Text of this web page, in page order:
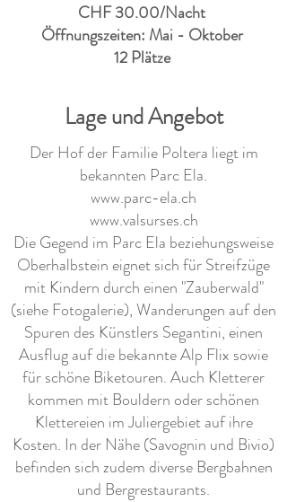
CHF 30.00/Nacht
Öffnungszeiten: Mai - Oktober
12 Plätze
Lage und Angebot
Der Hof der Familie Poltera liegt im
bekannten Parc Ela.
www.parc-ela.ch
www.valsurses.ch
Die Gegend im Parc Ela beziehungsweise
Oberhalbstein eignet sich für Streifzüge
mit Kindern durch einen "Zauberwald"
(siehe Fotogalerie), Wanderungen auf den
Spuren des Künstlers Segantini, einen
Ausflug auf die bekannte Alp Flix sowie
für schöne Biketouren. Auch Kletterer
kommen mit Bouldern oder schönen
Klettereien im Juliergebiet auf ihre
Kosten. In der Nähe (Savognin und Bivio)
befinden sich zudem diverse Bergbahnen
und Bergrestaurants.